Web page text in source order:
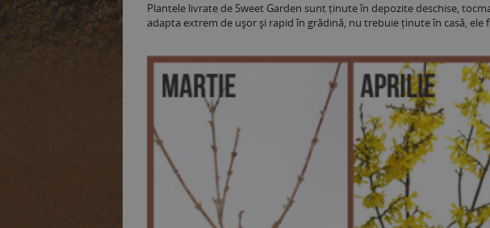
Plantele livrate de Sweet Garden sunt ținute în depozite deschise,
adapta extrem de ușor și rapid în grădină, nu trebuie ținute în casă,